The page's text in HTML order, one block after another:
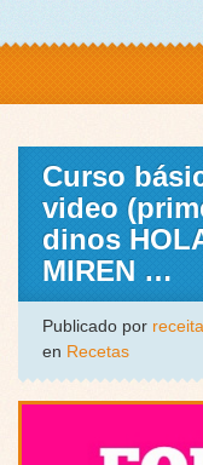
Curso
video
dinos
MIREN …
Publicado por
en Recetas